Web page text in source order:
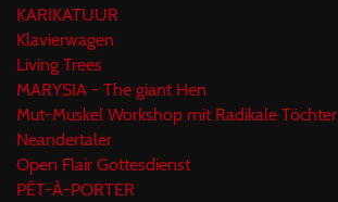
KARIKATUUR
Klavierwagen
Living Trees
MARYSIA - The giant Hen
Mut-Muskel Workshop mit Radikale Töchter
Neandertaler
Open Flair Gottesdienst
PÊT-À-PORTER